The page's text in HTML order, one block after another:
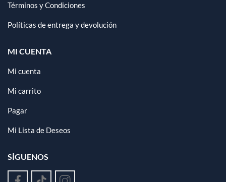
Términos y Condiciones
Políticas de entrega y devolución
MI CUENTA
Mi cuenta
Mi carrito
Pagar
Mi Lista de Deseos
SÍGUENOS